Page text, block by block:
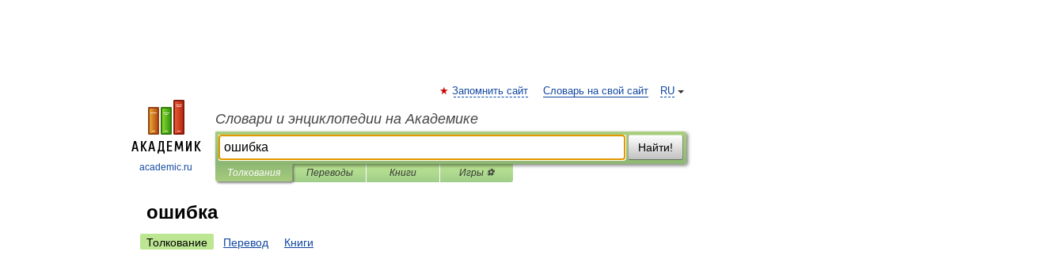
academic.ru
RU
Запомнить сайт Словарь на свой сайт
Словари и энциклопедии на Академике
Найти!
Толкования Переводы Книги Игры ⚽
ошибка
Толкование Перевод Книги